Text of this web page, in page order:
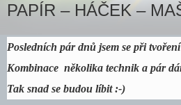
PAPÍR – HÁČEK –
Posledních pár dnů jsem se při
Kombinace několika technik a pár
Tak snad se budou líbit :-)